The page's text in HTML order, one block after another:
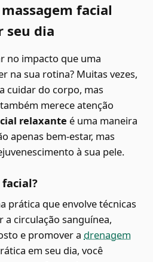
facial
seu dia
no impacto que uma
na sua rotina? Muitas vezes,
cuidar do corpo, mas
merece atenção
relaxante é uma maneira
apenas bem-estar, mas
à sua pele.
prática que envolve técnicas
a circulação sanguínea,
e promover a drenagem
em seu dia, você